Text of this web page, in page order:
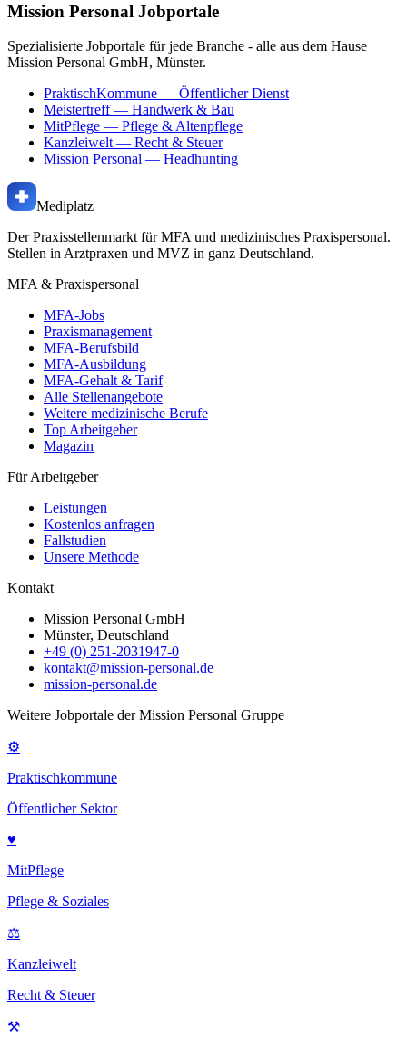
Mission Personal Jobportale
Spezialisierte Jobportale für jede Branche - alle aus dem Hause
Mission Personal GmbH, Münster.
PraktischKommune — Öffentlicher Dienst
Meistertreff— Handwerk & Bau
MitPflege — Pflege & Altenpflege
Kanzleiwelt — Recht & Steuer
Mission Personal — Headhunting
Mediplatz
Der Praxisstellenmarkt für MFA und medizinisches Praxispersonal.
Stellen in Arztpraxen und MVZ in ganz Deutschland.
MFA & Praxispersonal
MFA-Jobs
Praxismanagement
MFA-Berufsbild
MFA-Ausbildung
MFA-Gehalt & Tarif
Alle Stellenangebote
Weitere medizinische Berufe
Top Arbeitgeber
Magazin
Für Arbeitgeber
Leistungen
Kostenlos anfragen
Fallstudien
Unsere Methode
Kontakt
Mission Personal GmbH
Münster, Deutschland
+49 (0) 251-2031947-0
kontakt@mission-personal.de
mission-personal.de
Weitere Jobportale der Mission Personal Gruppe
⚙
Praktischkommune
Öffentlicher Sektor
♥
MitPflege
Pflege & Soziales
⚖
Kanzleiwelt
Recht & Steuer
⚒